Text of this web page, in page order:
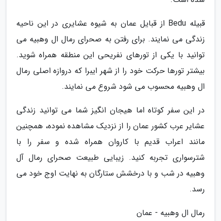
قبیله Bedu از قبایل عمان به شیوه عشایری در این ناحیه
زندگی می نمایند. برای رفتن به صحرای رمال ال وهبیه می
توانید با یکی از تورهای نفریحی این منطقه همراه شوید.
بیشتر تورها حرکت خود را از شهر ایبرا که دروازه اصلی رمال
ال وهبیه محسوب می شود شروع می نمایند.
در این سفر کوتاه اما هیجان انگیز شما می توانید زندگی
عشایر عرب کشور عمان را از نزدیک مشاهده نموده، همچنین
مانند اعراب قدیم با کاروان همراه شده و سفر را با
شترسواری تجربه کنید. زیبایی طبیعت صحرای رمال آل
وهبیه در شب و با درخشش ستارگان به نهایت اوج خود می
رسد.
رمال ال وهبیه - عمان